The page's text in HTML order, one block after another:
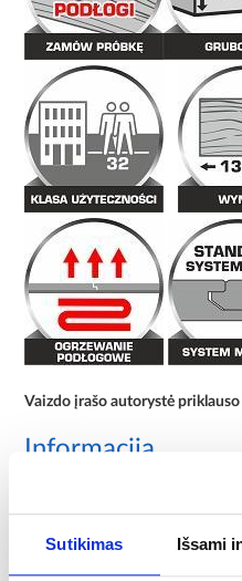
Sutikimas Išsami
Vaizdo įrašo autorystė
Informacija
NE